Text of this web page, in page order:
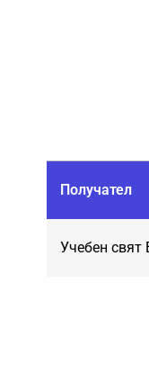
Получател
Учебен